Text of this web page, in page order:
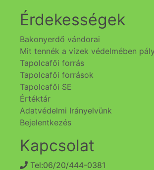
Érdekességek
Bakonyerdő vándorai
Mit tennék a vízek védelmében
Tapolcafői forrás
Tapolcafői források
Tapolcafői SE
Értéktár
Adatvédelmi Irányelvünk
Bejelentkezés
Kapcsolat
Tel:06/20/444-0381